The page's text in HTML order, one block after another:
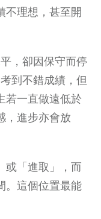
不理想，甚至開
，卻因保守而停
到不錯成績，但
若一直做遠低於
，進步亦會放
或「進取」，而
。這個位置最能